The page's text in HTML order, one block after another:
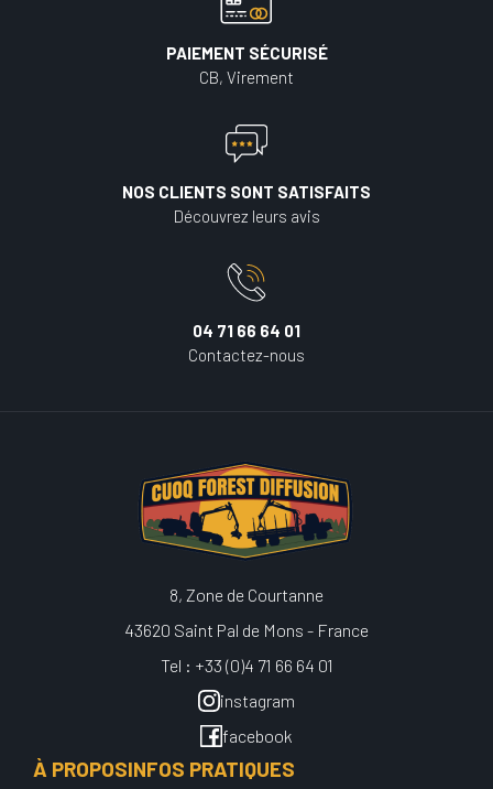
PAIEMENT SÉCURISÉ
CB, Virement
NOS CLIENTS SONT SATISFAITS
Découvrez leurs avis
04 71 66 64 01
Contactez-nous
8, Zone de Courtanne
43620 Saint Pal de Mons - France
Tel : +33 (0)4 71 66 64 01
instagram
facebook
À PROPOSINFOS PRATIQUES